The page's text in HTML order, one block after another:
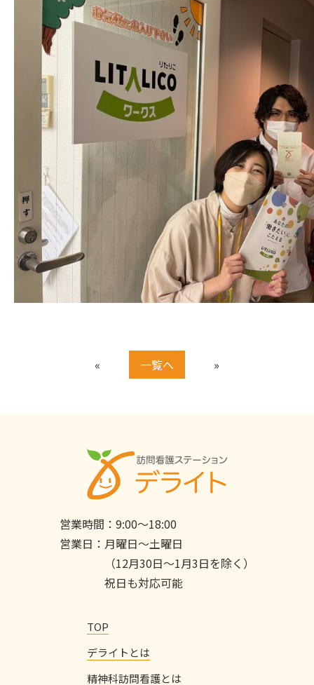
« 一覧へ »
営業時間： 9:00〜18:00
営業日： 月曜日〜土曜日
（12月30日〜1月3日を除く）
祝日も対応可能
TOP
デライトとは
精神科訪問看護とは